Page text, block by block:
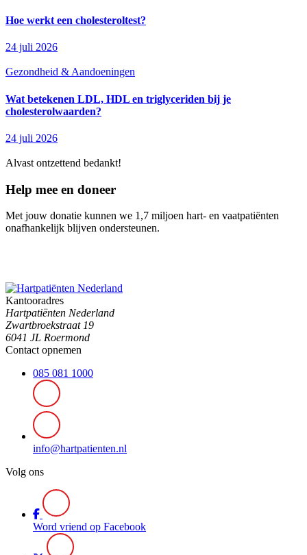
Hoe werkt een cholesteroltest?
24 juli 2026
Gezondheid & Aandoeningen
Wat betekenen LDL, HDL en triglyceriden bij je
cholesterolwaarden?
24 juli 2026
Alvast ontzettend bedankt!
Help mee en doneer
Met jouw donatie kunnen we 1,7 miljoen hart- en vaatpatiënten
onafhankelijk blijven ondersteunen.
Kantooradres
Hartpatiënten Nederland
Zwartbroekstraat 19
6041 JL Roermond
Contact opnemen
085 081 1000
info@hartpatienten.nl
Volg ons
Word vriend op Facebook